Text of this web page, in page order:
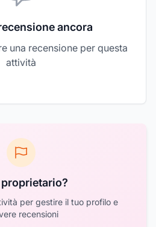
ancora
una recensione per questa
attività
per gestire il tuo profilo e
recensioni